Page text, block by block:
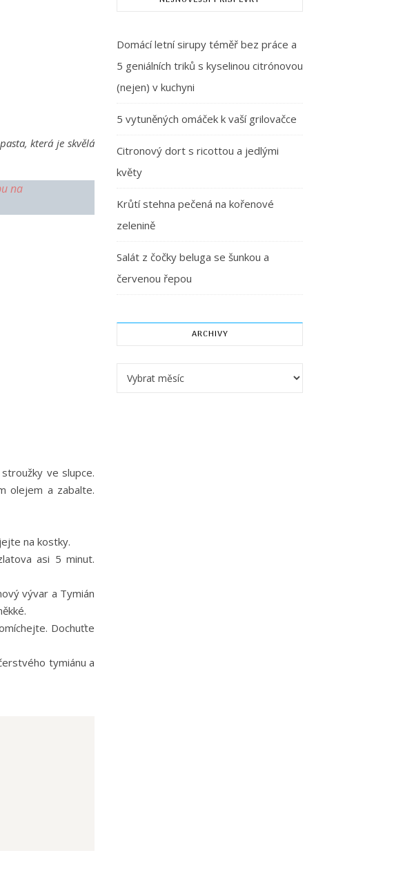
která je skvělá
na
ve slupce.
olejem a zabalte.
na kostky.
asi 5 minut.
vývar a Tymián
Dochuťte
tymiánu a
Domácí letní sirupy téměř bez práce a
5 geniálních triků s kyselinou citrónovou
(nejen) v kuchyni
5 vytuněných omáček k vaší grilovačce
Citronový dort s ricottou a jedlými
květy
Krůtí stehna pečená na kořenové
zelenině
Salát z čočky beluga se šunkou a
červenou řepou
ARCHIVY